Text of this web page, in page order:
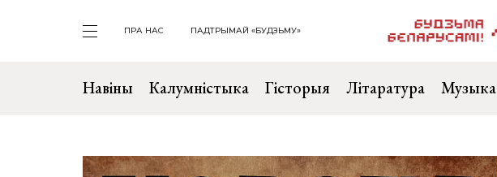
ПРА НАС ПАДТРЫМАЙ «БУДЗЬМУ»
Навіны Калумністыка Гісторыя Літаратура Музыка